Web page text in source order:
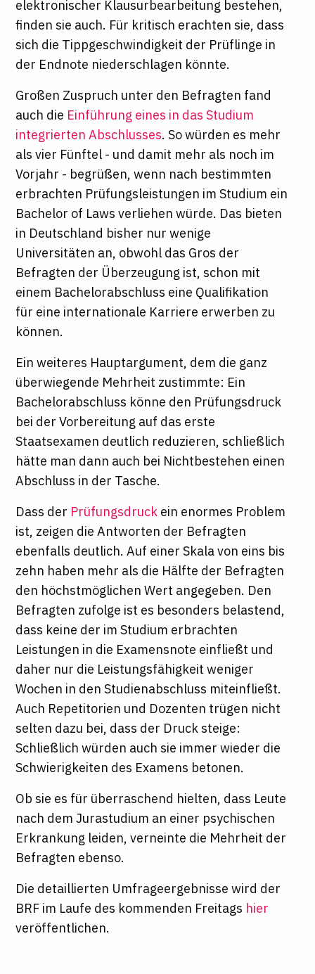
elektronischer Klausurbearbeitung bestehen,
finden sie auch. Für kritisch erachten sie, dass
sich die Tippgeschwindigkeit der Prüflinge in
der Endnote niederschlagen könnte.
Großen Zuspruch unter den Befragten fand
auch die Einführung eines in das Studium
integrierten Abschlusses. So würden es mehr
als vier Fünftel - und damit mehr als noch im
Vorjahr - begrüßen, wenn nach bestimmten
erbrachten Prüfungsleistungen im Studium ein
Bachelor of Laws verliehen würde. Das bieten
in Deutschland bisher nur wenige
Universitäten an, obwohl das Gros der
Befragten der Überzeugung ist, schon mit
einem Bachelorabschluss eine Qualifikation
für eine internationale Karriere erwerben zu
können.
Ein weiteres Hauptargument, dem die ganz
überwiegende Mehrheit zustimmte: Ein
Bachelorabschluss könne den Prüfungsdruck
bei der Vorbereitung auf das erste
Staatsexamen deutlich reduzieren, schließlich
hätte man dann auch bei Nichtbestehen einen
Abschluss in der Tasche.
Dass der Prüfungsdruck ein enormes Problem
ist, zeigen die Antworten der Befragten
ebenfalls deutlich. Auf einer Skala von eins bis
zehn haben mehr als die Hälfte der Befragten
den höchstmöglichen Wert angegeben. Den
Befragten zufolge ist es besonders belastend,
dass keine der im Studium erbrachten
Leistungen in die Examensnote einfließt und
daher nur die Leistungsfähigkeit weniger
Wochen in den Studienabschluss miteinfließt.
Auch Repetitorien und Dozenten trügen nicht
selten dazu bei, dass der Druck steige:
Schließlich würden auch sie immer wieder die
Schwierigkeiten des Examens betonen.
Ob sie es für überraschend hielten, dass Leute
nach dem Jurastudium an einer psychischen
Erkrankung leiden, verneinte die Mehrheit der
Befragten ebenso.
Die detaillierten Umfrageergebnisse wird der
BRF im Laufe des kommenden Freitags hier
veröffentlichen.